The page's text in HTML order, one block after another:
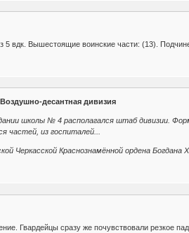
вдк. Вышестоящие воинские части: (13).
десантная дивизия
школы № 4 располагался штаб дивизии.
частей, из госпиталей...
Черкасской Краснознамённой ордена
Гвардейцы сразу же почувствовали резкое